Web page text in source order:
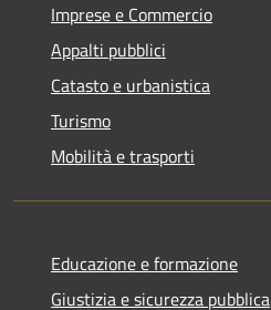
Imprese e Commercio
Appalti pubblici
Catasto e urbanistica
Turismo
Mobilità e trasporti
Educazione e formazione
Giustizia e sicurezza pubblica